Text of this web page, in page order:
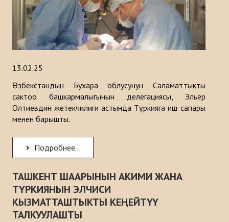
13.02.25
Өзбекстандын Бухара облусунун Саламаттыкты
сактоо башкармалыгынын делегациясы, Эльёр
Олтиевдин жетекчилиги астында Түркияга иш сапары
менен барышты.
Подробнее...
ТАШКЕНТ ШААРЫНЫН АКИМИ ЖАНА
ТҮРКИЯНЫН ЭЛЧИСИ
КЫЗМАТТАШТЫКТЫ КЕҢЕЙТҮҮ
ТАЛКУУЛАШТЫ